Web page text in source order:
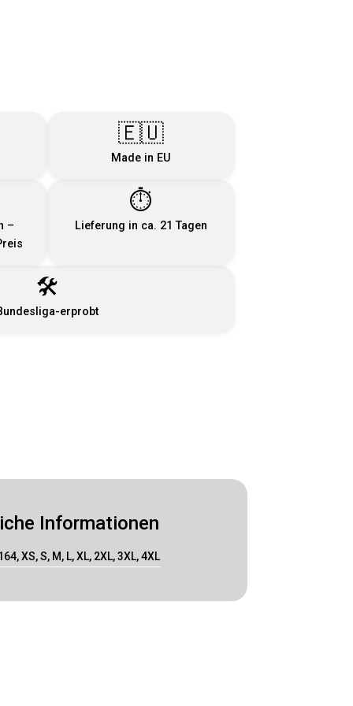
🇪🇺
Made in EU
–
⏱️
Lieferung in ca. 21 Tagen
🛠️
erprobt
Informationen
XS, S, M, L, XL, 2XL, 3XL, 4XL